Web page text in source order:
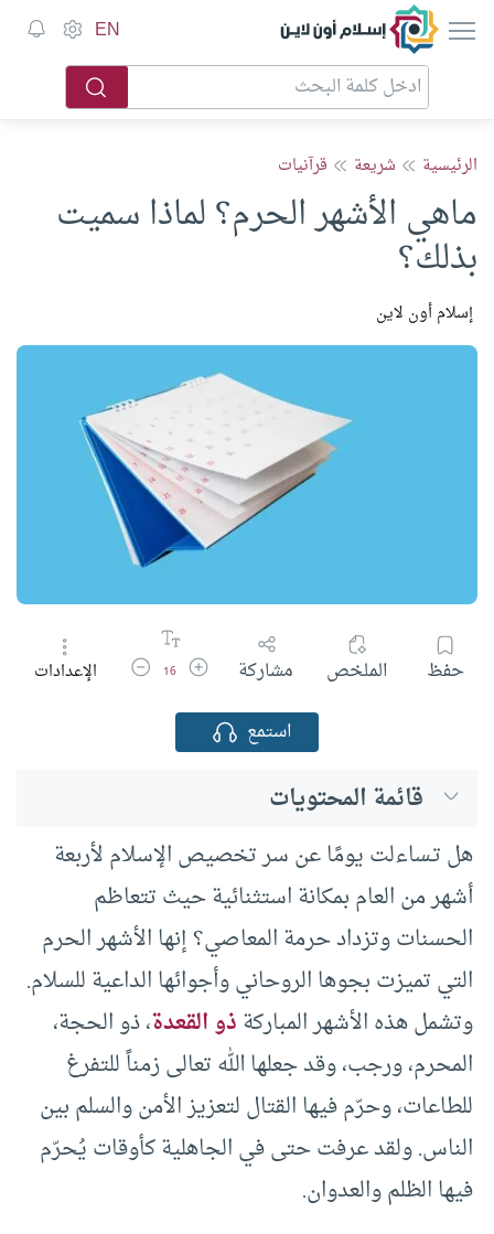
إسلام أون لاين EN
الرئيسية شريعة قرآنيات
ماهي الأشهر الحرم؟ لماذا سميت
بذلك؟
إسلام أون لاين
حفظ الملخص مشاركة زيادة حجم الخط
16 تقليل حجم الخط
الإعدادات
استمع
قائمة المحتويات
هل تـساءلت يومًا عن سر تخصيص الإسلام لأربعة
أشهر من العام بمكانة استثنائية حيث تتعاظم
الحسنات وتزداد حرمة المعاصي؟ إنها الأشهر الحرم
التي تميزت بجوها الروحاني وأجوائها الداعية للسلام.
وتشمل هذه الأشهر المباركةذو القعدة، ذو الحجة،
المحرم، ورجب، وقد جعلها الله تعالى زمناً للتفرغ
للطاعات، وحرّم فيها القتال لتعزيز الأمن والسلم بين
الناس. ولقد عرفت حتى في الجاهلية كأوقات يُحرّم
فيها الظلم والعدوان.